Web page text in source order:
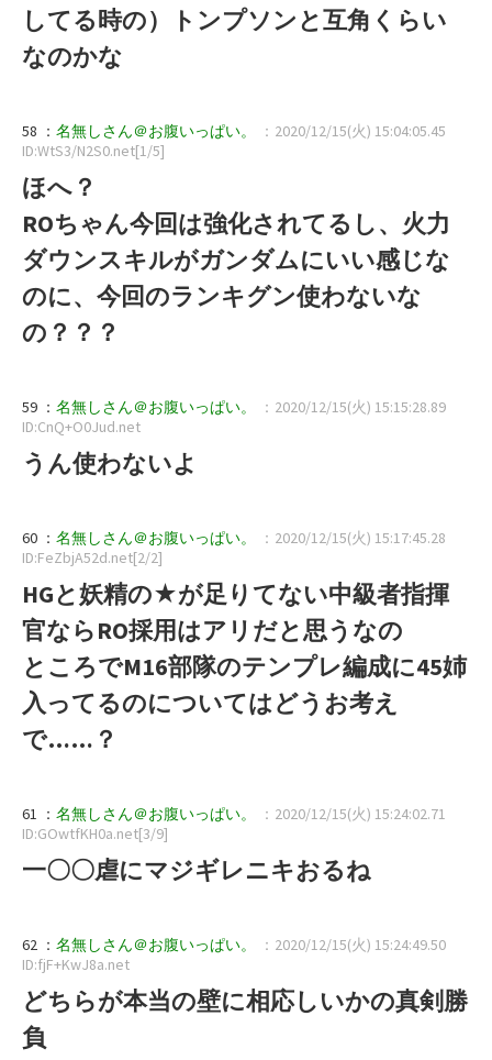
してる時の）トンプソンと互角くらい
なのかな
58 ： 名無しさん＠お腹いっぱい。
：2020/12/15(火) 15:04:05.45
ID:WtS3/N2S0.net[1/5]
ほへ？
ROちゃん今回は強化されてるし、火力
ダウンスキルがガンダムにいい感じな
のに、今回のランキグン使わないな
の？？？
59 ： 名無しさん＠お腹いっぱい。
：2020/12/15(火) 15:15:28.89
ID:CnQ+O0Jud.net
うん使わないよ
60 ： 名無しさん＠お腹いっぱい。
：2020/12/15(火) 15:17:45.28
ID:FeZbjA52d.net[2/2]
HGと妖精の★が足りてない中級者指揮
官ならRO採用はアリだと思うなの
ところでM16部隊のテンプレ編成に45姉
入ってるのについてはどうお考え
で……？
61 ： 名無しさん＠お腹いっぱい。
：2020/12/15(火) 15:24:02.71
ID:GOwtfKH0a.net[3/9]
一〇〇虐にマジギレニキおるね
62 ： 名無しさん＠お腹いっぱい。
：2020/12/15(火) 15:24:49.50
ID:fjF+KwJ8a.net
どちらが本当の壁に相応しいかの真剣勝
負